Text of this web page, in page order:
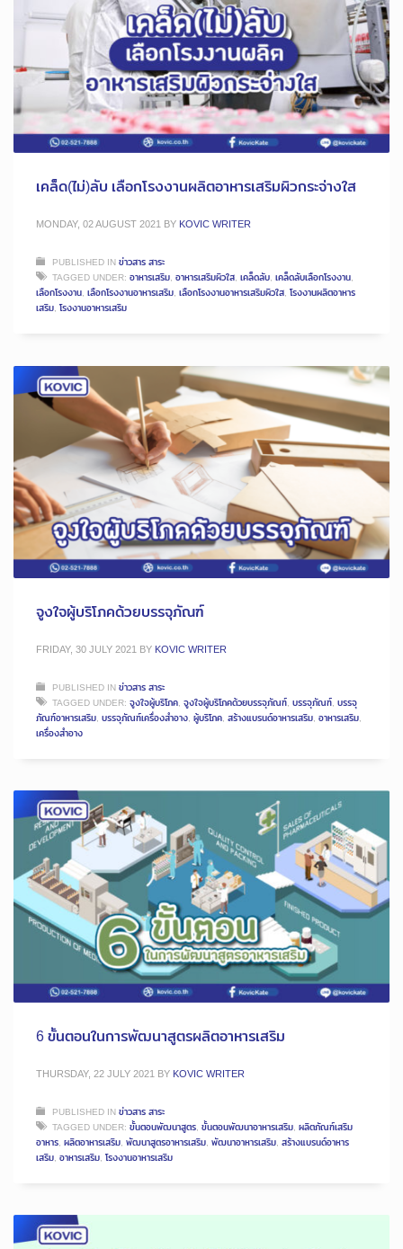
เคล็ด(ไม่)ลับ เลือกโรงงานผลิตอาหารเสริมผิวกระจ่างใส
MONDAY, 02 AUGUST 2021 BY KOVIC WRITER
PUBLISHED INข่าวสาร สาระ
TAGGED UNDER: อาหารเสริม, อาหารเสริมผิวใส, เคล็ดลับ, เคล็ดลับเลือกโรงงาน,
เลือกโรงงาน, เลือกโรงงานอาหารเสริม, เลือกโรงงานอาหารเสริมผิวใส, โรงงานผลิตอาหาร
เสริม, โรงงานอาหารเสริม
จูงใจผู้บริโภคด้วยบรรจุภัณฑ์
FRIDAY, 30 JULY 2021 BY KOVIC WRITER
PUBLISHED INข่าวสาร สาระ
TAGGED UNDER: จูงใจผู้บริโภค, จูงใจผู้บริโภคด้วยบรรจุภัณฑ์, บรรจุภัณฑ์, บรรจุ
ภัณฑ์อาหารเสริม, บรรจุภัณฑ์เครื่องสำอาง, ผู้บริโภค, สร้างแบรนด์อาหารเสริม, อาหารเสริม,
เครื่องสำอาง
6 ขั้นตอนในการพัฒนาสูตรผลิตอาหารเสริม
THURSDAY, 22 JULY 2021 BY KOVIC WRITER
PUBLISHED INข่าวสาร สาระ
TAGGED UNDER: ขั้นตอนพัฒนาสูตร, ขั้นตอนพัฒนาอาหารเสริม, ผลิตภัณฑ์เสริม
อาหาร, ผลิตอาหารเสริม, พัฒนาสูตรอาหารเสริม, พัฒนาอาหารเสริม, สร้างแบรนด์อาหาร
เสริม, อาหารเสริม, โรงงานอาหารเสริม